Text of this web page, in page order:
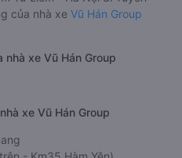
của nhà xe Vũ Hán Group
xe Vũ Hán Group
xe Vũ Hán Group